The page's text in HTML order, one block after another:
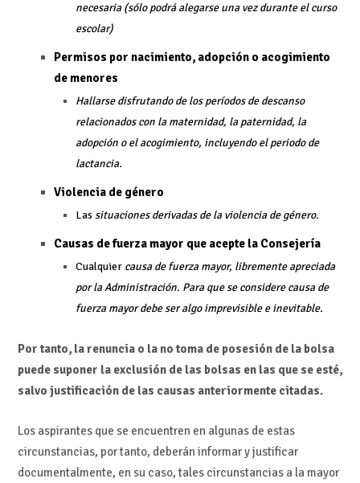
necesaria (sólo podrá alegarse una vez durante el curso
escolar)
Permisos por nacimiento, adopción o acogimiento
de menores
Hallarse disfrutando de los períodos de descanso
relacionados con la maternidad, la paternidad, la
adopción o el acogimiento, incluyendo el periodo de
lactancia.
Violencia de género
Las situaciones derivadas de la violencia de género.
Causas de fuerza mayor que acepte la Consejería
Cualquier causa de fuerza mayor, libremente apreciada
por la Administración. Para que se considere causa de
fuerza mayor debe ser algo imprevisible e inevitable.
Por tanto, la renuncia o la no toma de posesión de la bolsa
puede suponer la exclusión de las bolsas en las que se esté,
salvo justificación de las causas anteriormente citadas.
Los aspirantes que se encuentren en algunas de estas
circunstancias, por tanto, deberán informar y justificar
documentalmente, en su caso, tales circunstancias a la mayor